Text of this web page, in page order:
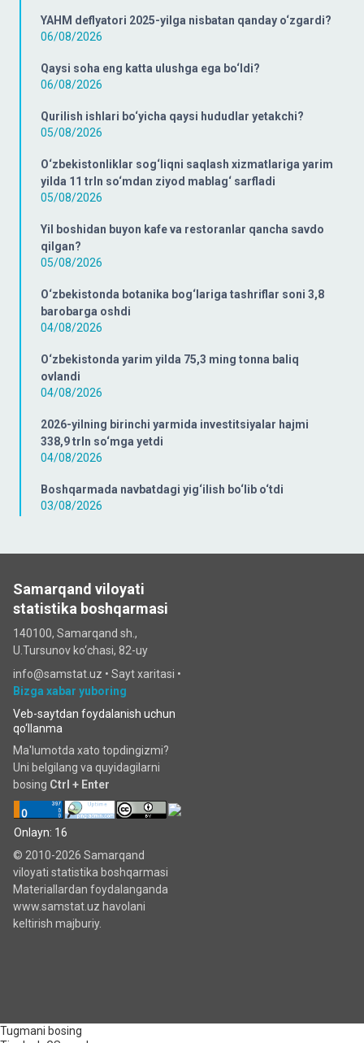
YAHM deflyatori 2025-yilga nisbatan qanday o‘zgardi?
06/08/2026
Qaysi soha eng katta ulushga ega bo‘ldi?
06/08/2026
Qurilish ishlari bo‘yicha qaysi hududlar yetakchi?
05/08/2026
O‘zbekistonliklar sog‘liqni saqlash xizmatlariga yarim
yilda 11 trln so‘mdan ziyod mablag‘ sarfladi
05/08/2026
Yil boshidan buyon kafe va restoranlar qancha savdo
qilgan?
05/08/2026
O‘zbekistonda botanika bog‘lariga tashriflar soni 3,8
barobarga oshdi
04/08/2026
O‘zbekistonda yarim yilda 75,3 ming tonna baliq
ovlandi
04/08/2026
2026-yilning birinchi yarmida investitsiyalar hajmi
338,9 trln so‘mga yetdi
04/08/2026
Boshqarmada navbatdagi yig‘ilish bo‘lib o‘tdi
03/08/2026
Samarqand viloyati
statistika boshqarmasi
140100, Samarqand sh.,
U.Tursunov ko‘chаsi, 82-uy
info@samstat.uz • Sayt xaritasi •
Bizga xabar yuboring
Veb-saytdan foydalanish uchun
qo‘llanma
Ma'lumotda xato topdingizmi?
Uni belgilang va quyidagilarni
bosing Ctrl + Enter
Onlayn: 16
© 2010-2026 Samarqand
viloyati statistika boshqarmasi
Materiallardan foydalanganda
www.samstat.uz havolani
keltirish majburiy.
Tugmani bosing